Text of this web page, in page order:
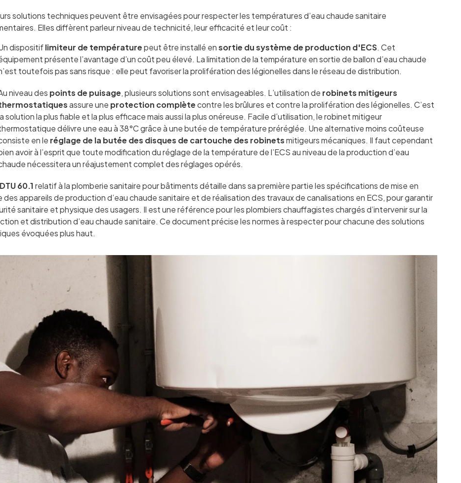
solutions techniques peuvent être envisagées pour respecter les températures d’eau chaude sanitaire
Elles diffèrent parleur niveau de technicité, leur efficacité et leur coût :
dispositiflimiteur de températurepeut être installé ensortie du système de production d'ECS. Cet
présente l’avantage d’un coût peu élevé. La limitation de la température en sortie de ballon d’eau chaude
toutefois pas sans risque : elle peut favoriser la prolifération des légionelles dans le réseau de distribution.
niveau des points de puisage, plusieurs solutions sont envisageables. L’utilisation de robinets mitigeurs
assure une protection complètecontre les brûlures et contre la prolifération des légionelles. C’est
solution la plus fiable et la plus efficace mais aussi la plus onéreuse. Facile d’utilisation, le robinet mitigeur
délivre une eau à 38°C grâce à une butée de température préréglée. Une alternative moins coûteuse
en le réglage de la butée des disques de cartouche des robinetsmitigeurs mécaniques. Il faut cependant
avoir à l’esprit que toute modification du réglage de la température de l’ECS au niveau de la production d’eau
nécessitera un réajustement complet des réglages opérés.
60.1relatif à la plomberie sanitaire pour bâtiments détaille dans sa première partie les spécifications de mise en
appareils de production d’eau chaude sanitaire et de réalisation des travaux de canalisations en ECS, pour garantir
sanitaire et physique des usagers. Il est une référence pour les plombiers chauffagistes chargés d’intervenir sur la
et distribution d’eau chaude sanitaire. Ce document précise les normes à respecter pour chacune des solutions
évoquées plus haut.